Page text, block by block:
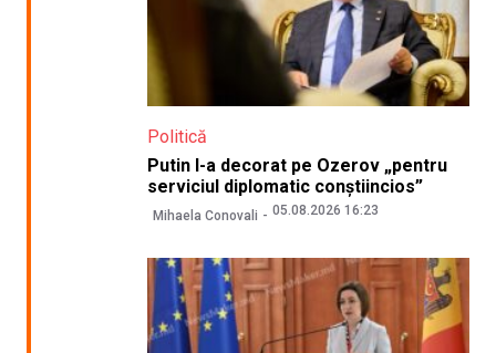
Politică
Putin l-a decorat pe Ozerov „pentru
serviciul diplomatic conștiincios”
Mihaela Conovali 05.08.2026 16:23